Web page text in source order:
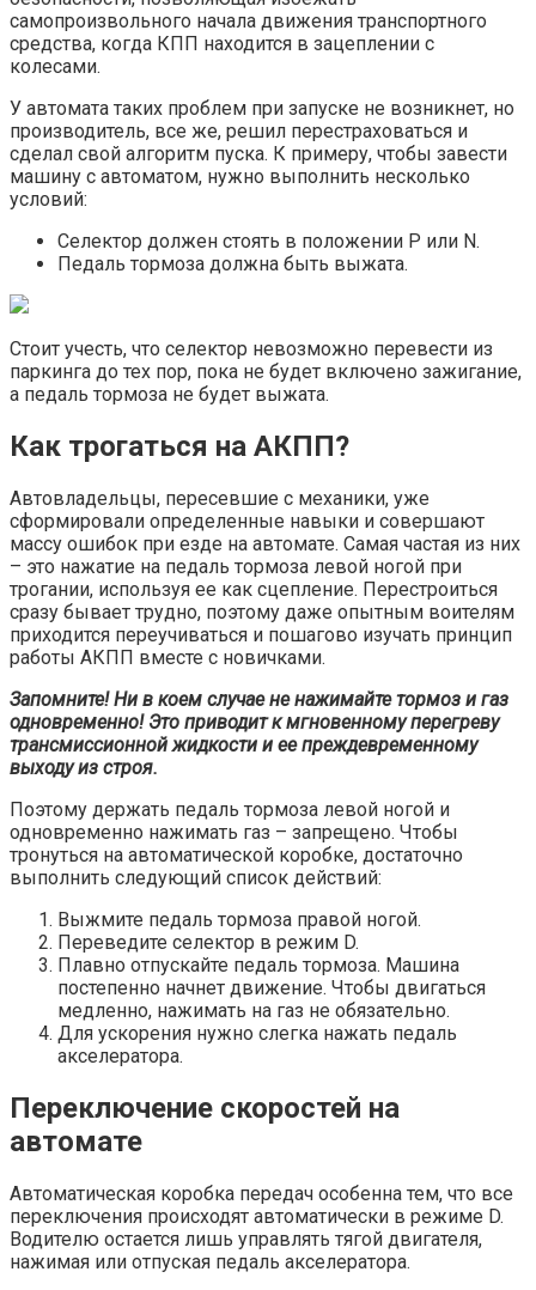
самопроизвольного начала движения транспортного
средства, когда КПП находится в зацеплении с
колесами.
У автомата таких проблем при запуске не возникнет, но
производитель, все же, решил перестраховаться и
сделал свой алгоритм пуска. К примеру, чтобы завести
машину с автоматом, нужно выполнить несколько
условий:
Селектор должен стоять в положении P или N.
Педаль тормоза должна быть выжата.
Стоит учесть, что селектор невозможно перевести из
паркинга до тех пор, пока не будет включено зажигание,
а педаль тормоза не будет выжата.
Как трогаться на АКПП?
Автовладельцы, пересевшие с механики, уже
сформировали определенные навыки и совершают
массу ошибок при езде на автомате. Самая частая из них
– это нажатие на педаль тормоза левой ногой при
трогании, используя ее как сцепление. Перестроиться
сразу бывает трудно, поэтому даже опытным воителям
приходится переучиваться и пошагово изучать принцип
работы АКПП вместе с новичками.
Запомните! Ни в коем случае не нажимайте тормоз и газ
одновременно! Это приводит к мгновенному перегреву
трансмиссионной жидкости и ее преждевременному
выходу из строя.
Поэтому держать педаль тормоза левой ногой и
одновременно нажимать газ – запрещено. Чтобы
тронуться на автоматической коробке, достаточно
выполнить следующий список действий:
Выжмите педаль тормоза правой ногой.
Переведите селектор в режим D.
Плавно отпускайте педаль тормоза. Машина
постепенно начнет движение. Чтобы двигаться
медленно, нажимать на газ не обязательно.
Для ускорения нужно слегка нажать педаль
акселератора.
Переключение скоростей на
автомате
Автоматическая коробка передач особенна тем, что все
переключения происходят автоматически в режиме D.
Водителю остается лишь управлять тягой двигателя,
нажимая или отпуская педаль акселератора.